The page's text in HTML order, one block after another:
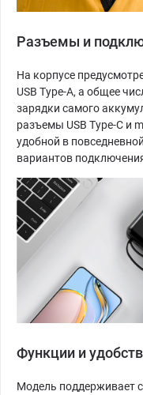
Разъемы и
На корпусе
USB Type-A, а общее
зарядки самого
разъемы USB Type-C и
удобной в
вариантов
Функции и
Модель поддерживает